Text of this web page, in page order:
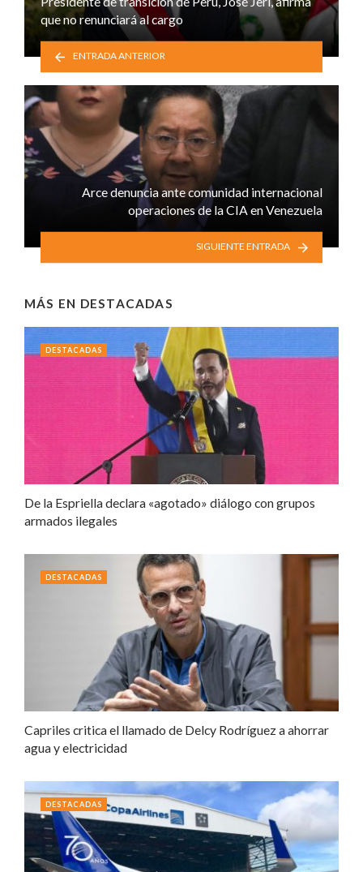
que no renunciará al cargo
ENTRADA ANTERIOR
Arce denuncia ante comunidad internacional
operaciones de la CIA en Venezuela
SIGUIENTE ENTRADA
MÁS EN DESTACADAS
De la Espriella declara «agotado» diálogo con grupos
armados ilegales
DESTACADAS
Capriles critica el llamado de Delcy Rodríguez a ahorrar
agua y electricidad
DESTACADAS
DESTACADAS